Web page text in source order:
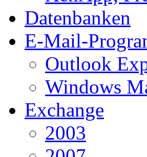
Datenbanken
E-Mail-
Outlook
Windows
Exchange
2003